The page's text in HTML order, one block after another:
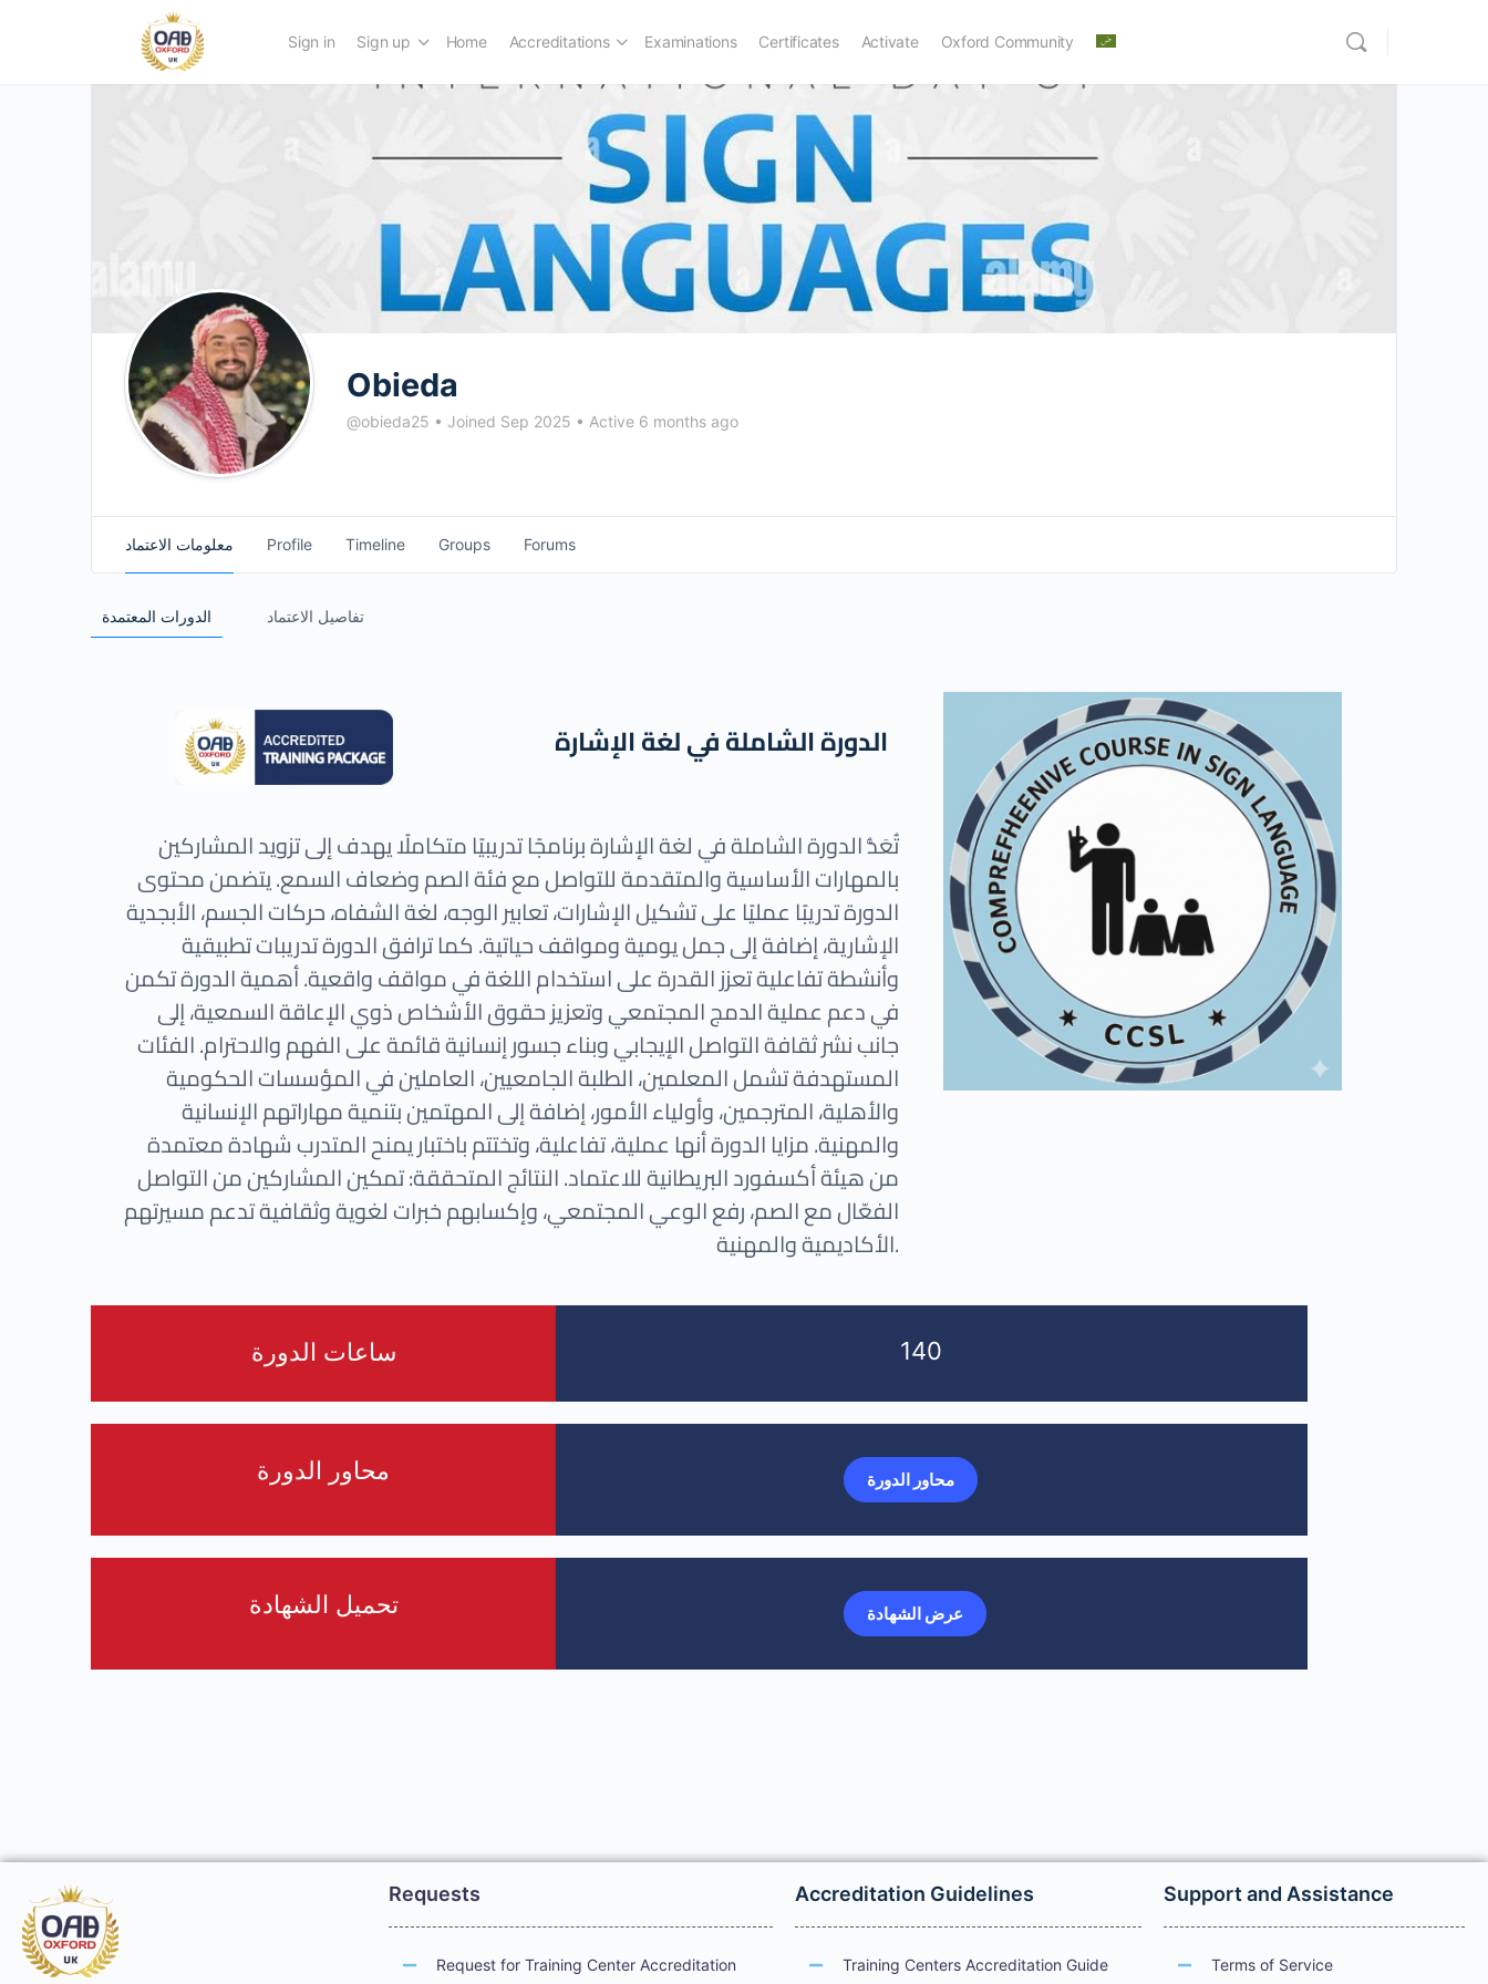
Sign in Sign up Home Accreditations Examinations Certificates Activate Oxford Community
Obieda
@obieda25 • Joined Sep 2025 • Active 6 months ago
معلومات الاعتماد Profile Timeline Groups Forums
الدورات المعتمدة تفاصيل الاعتماد
الدورة الشاملة في لغة الإشارة
تُعَدُّ الدورة الشاملة في لغة الإشارة برنامجًا تدريبيًا متكاملًا يهدف إلى تزويد المشاركين
بالمهارات الأساسية والمتقدمة للتواصل مع فئة الصم وضعاف السمع. يتضمن محتوى
الدورة تدريبًا عمليًا على تشكيل الإشارات، تعابير الوجه، لغة الشفاه، حركات الجسم، الأبجدية
الإشارية، إضافة إلى جمل يومية ومواقف حياتية. كما ترافق الدورة تدريبات تطبيقية
وأنشطة تفاعلية تعزز القدرة على استخدام اللغة في مواقف واقعية. أهمية الدورة تكمن
في دعم عملية الدمج المجتمعي وتعزيز حقوق الأشخاص ذوي الإعاقة السمعية، إلى
جانب نشر ثقافة التواصل الإيجابي وبناء جسور إنسانية قائمة على الفهم والاحترام. الفئات
المستهدفة تشمل المعلمين، الطلبة الجامعيين، العاملين في المؤسسات الحكومية
والأهلية، المترجمين، وأولياء الأمور، إضافة إلى المهتمين بتنمية مهاراتهم الإنسانية
والمهنية. مزايا الدورة أنها عملية، تفاعلية، وتختتم باختبار يمنح المتدرب شهادة معتمدة
من هيئة أكسفورد البريطانية للاعتماد. النتائج المتحققة: تمكين المشاركين من التواصل
الفعّال مع الصم، رفع الوعي المجتمعي، وإكسابهم خبرات لغوية وثقافية تدعم مسيرتهم
الأكاديمية والمهنية.
ساعات الدورة 140
محاور الدورة محاور الدورة
تحميل الشهادة عرض الشهادة
Requests
Request for Training Center Accreditation
Accreditation Guidelines
Training Centers Accreditation Guide
Support and Assistance
Terms of Service